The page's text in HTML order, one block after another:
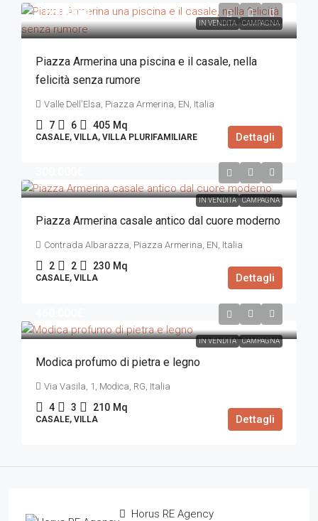
IN VENDITA CAMPAGNA
1.080.000€
Piazza Armerina una piscina e il casale, nella
felicità senza rumore
Valle Dell'Elsa, Piazza Armerina, EN, Italia
7 6 405 Mq
CASALE, VILLA, VILLA PLURIFAMILIARE Dettagli
IN VENDITA CAMPAGNA
Piazza Armerina casale antico dal cuore moderno
Contrada Albarazza, Piazza Armerina, EN, Italia
2 2 230 Mq
CASALE, VILLA Dettagli
IN VENDITA CAMPAGNA
Modica profumo di pietra e legno
Via Vasila, 1, Modica, RG, Italia
4 3 210 Mq
CASALE, VILLA Dettagli
Horus RE Agency